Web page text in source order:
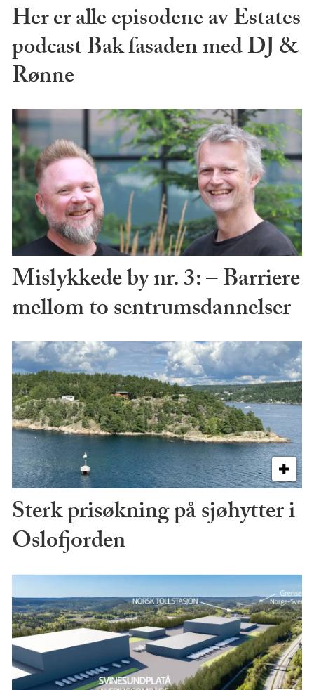
Her er alle episodene av Estates
podcast Bak fasaden med DJ &
Rønne
Mislykkede by nr. 3: – Barriere
mellom to sentrumsdannelser
Sterk prisøkning på sjøhytter i
Oslofjorden